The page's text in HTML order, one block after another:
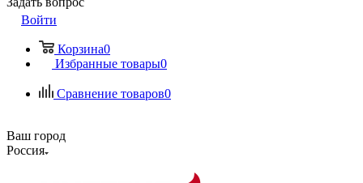
Войти
Корзина0
Избранные товары0
Сравнение товаров0
Ваш город
Россия